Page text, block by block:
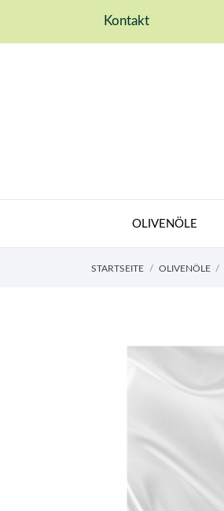
Kontakt
OLIVENÖLE
STARTSEITE OLIVENÖLE